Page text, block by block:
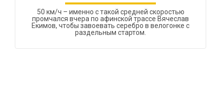
50 км/ч – именно с такой средней скоростью
промчался вчера по афинской трассе Вячеслав
Екимов, чтобы завоевать серебро в велогонке с
раздельным стартом.